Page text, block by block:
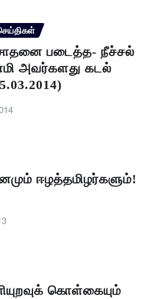
படைத்த- நீச்சல்
அவர்களது கடல்
ஈழத்தமிழர்களும்!
கொள்கையும்